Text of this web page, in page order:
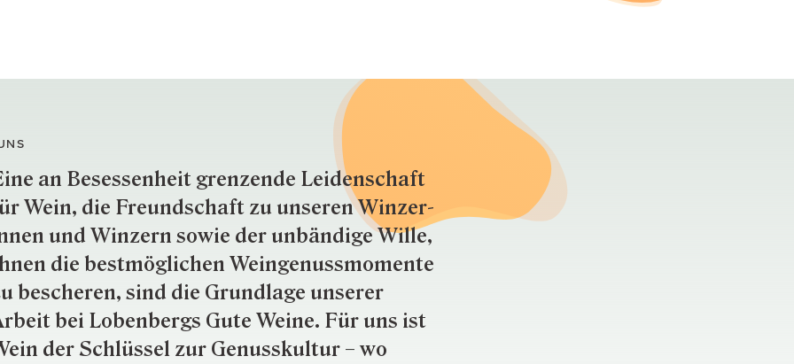
an Besessenheit gren­zende Lei­den­schaft
Wein, die Freund­schaft zu unseren Win­zer­
und Win­zern so­wie der un­bän­dige Wille,
die best­mög­lich­en Wein­genuss­momente
besche­ren, sind die Grund­lage unserer
bei Lobenbergs Gute Weine. Für uns ist
der Schlüs­sel zur Genuss­kultur – wo